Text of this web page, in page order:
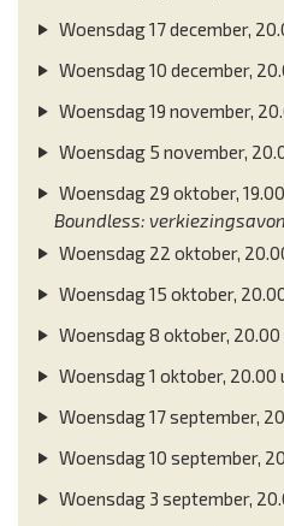
Woensdag 17 december,
Woensdag 10 december,
Woensdag 19 november,
Woensdag 5 november,
Woensdag 29 oktober,
Boundless:
Woensdag 22 oktober,
Woensdag 15 oktober,
Woensdag 8 oktober, 20.00
Woensdag 1 oktober, 20.00
Woensdag 17 september,
Woensdag 10 september,
Woensdag 3 september,